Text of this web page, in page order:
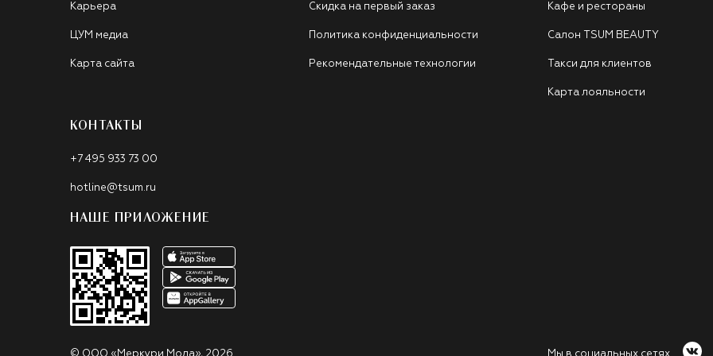
Карьера
ЦУМ медиа
Карта сайта
Скидка на первый заказ
Политика конфиденциальности
Рекомендательные технологии
Кафе и рестораны
Салон TSUM BEAUTY
Такси для клиентов
Карта лояльности
КОНТАКТЫ
+7 495 933 73 00
hotline@tsum.ru
НАШЕ ПРИЛОЖЕНИЕ